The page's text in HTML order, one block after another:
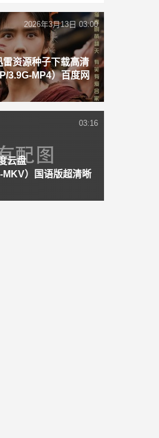
雷资源种子下载高清
3.9G-MP4）百度网
2026年3月13日 03:00
云盘
MKV）国语版超清晰
03:16